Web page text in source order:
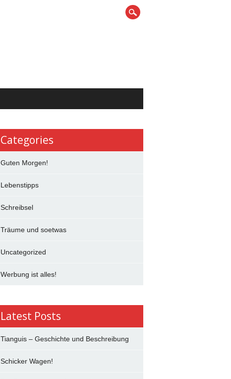
Categories
Guten Morgen!
Lebenstipps
Schreibsel
Träume und soetwas
Uncategorized
Werbung ist alles!
Latest Posts
Tianguis – Geschichte und Beschreibung
Schicker Wagen!